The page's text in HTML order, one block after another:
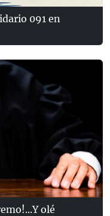
091 en
olé